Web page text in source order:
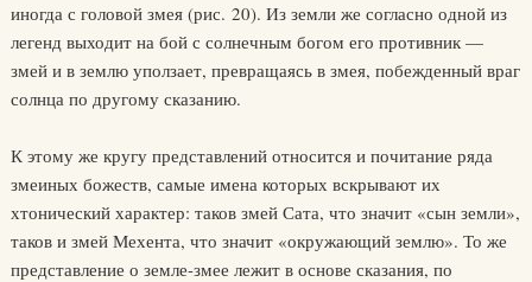
иногда с головой змея (рис. 20). Из земли же согласно одной из
легенд выходит на бой с солнечным богом его противник —
змей и в землю уползает, превращаясь в змея, побежденный враг
солнца по другому сказанию.
К этому же кругу представлений относится и почитание ряда
змеиных божеств, самые имена которых вскрывают их
хтонический характер: таков змей Сата, что значит «сын земли»,
таков и змей Мехента, что значит «окружающий землю». То же
представление о земле-змее лежит в основе сказания, по